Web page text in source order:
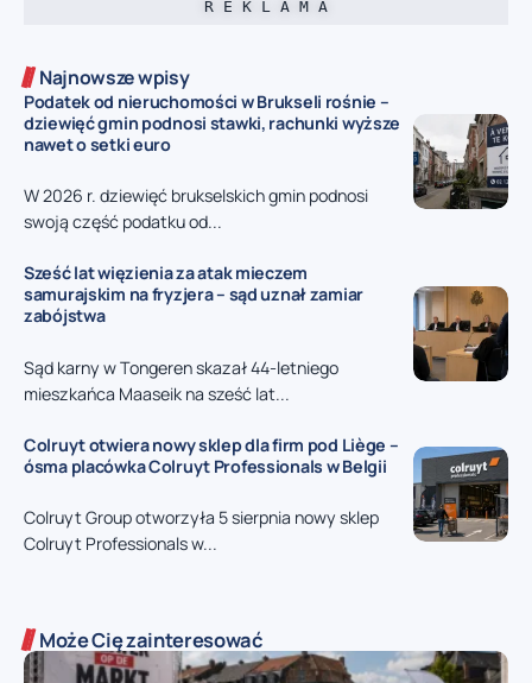
R E K L A M A
Najnowsze wpisy
Podatek od nieruchomości w Brukseli rośnie –
dziewięć gmin podnosi stawki, rachunki wyższe
nawet o setki euro
W 2026 r. dziewięć brukselskich gmin podnosi
swoją część podatku od...
Sześć lat więzienia za atak mieczem
samurajskim na fryzjera – sąd uznał zamiar
zabójstwa
Sąd karny w Tongeren skazał 44-letniego
mieszkańca Maaseik na sześć lat...
Colruyt otwiera nowy sklep dla firm pod Liège –
ósma placówka Colruyt Professionals w Belgii
Colruyt Group otworzyła 5 sierpnia nowy sklep
Colruyt Professionals w...
Może Cię zainteresować